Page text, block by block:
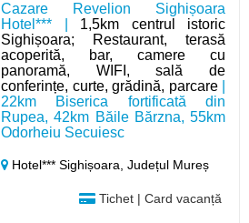
Cazare Revelion Sighișoara
Hotel*** | 1,5km centrul istoric
Sighișoara; Restaurant, terasă
acoperită, bar, camere cu
panoramă, WIFI, sală de
conferințe, curte, grădină, parcare|
22km Biserica fortificată din
Rupea, 42km Băile Bărzna, 55km
Odorheiu Secuiesc
Hotel*** Sighișoara,Județul Mureș
Tichet | Card vacanță